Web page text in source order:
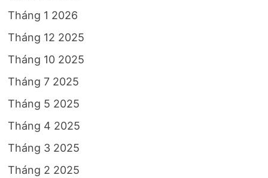
Tháng 1 2026
Tháng 12 2025
Tháng 10 2025
Tháng 7 2025
Tháng 5 2025
Tháng 4 2025
Tháng 3 2025
Tháng 2 2025